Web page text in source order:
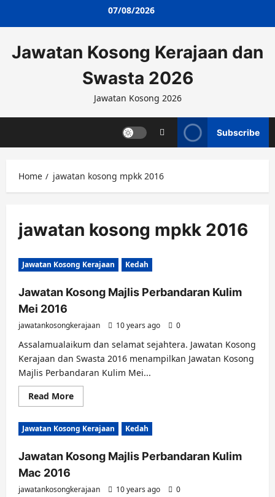
07/08/2026
Jawatan Kosong Kerajaan dan
Swasta 2026
Jawatan Kosong 2026
Subscribe
Home jawatan kosong mpkk 2016
jawatan kosong mpkk 2016
Jawatan Kosong Kerajaan Kedah
Jawatan Kosong Majlis Perbandaran Kulim
Mei 2016
jawatankosongkerajaan 10 years ago 0
Assalamualaikum dan selamat sejahtera. Jawatan Kosong
Kerajaan dan Swasta 2016 menampilkan Jawatan Kosong
Majlis Perbandaran Kulim Mei...
Read MoreRead
more
Jawatan
Kosong
Majlis
Kulim
Mei
Jawatan Kosong Kerajaan Kedah
Jawatan Kosong Majlis Perbandaran Kulim
Mac 2016
jawatankosongkerajaan 10 years ago 0